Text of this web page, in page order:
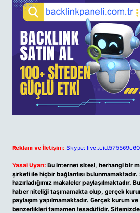
Reklam ve İletişim: Skype:
Yasal Uyarı: Bu internet sitesi, herhangi bir
şirketi ile hiçbir bağlantısı bulunmamaktadır.
hazırladığımız makaleler paylaşılmaktadır.
haber niteliği taşımamakta olup, gerçek
paylaşım yapılmamaktadır. Gerçek kurum
benzerlikleri tamamen tesadüfidir.